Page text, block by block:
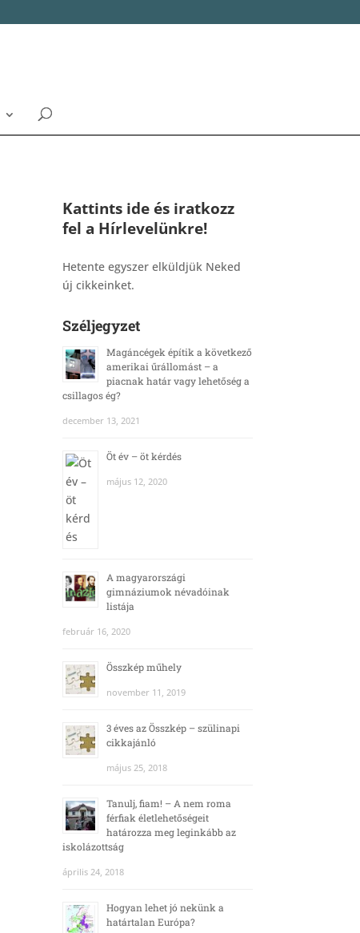
Kattints ide és iratkozz
fel a Hírlevelünkre!
Hetente egyszer elküldjük Neked
új cikkeinket.
Széljegyzet
Magáncégek építik a következő
amerikai űrállomást – a
piacnak határ vagy lehetőség a
csillagos ég?
december 13, 2021
Öt év – öt kérdés
május 12, 2020
A magyarországi
gimnáziumok névadóinak
listája
február 16, 2020
Összkép műhely
november 11, 2019
3 éves az Összkép – szülinapi
cikkajánló
május 25, 2018
Tanulj, fiam! – A nem roma
férfiak életlehetőségeit
határozza meg leginkább az
iskolázottság
április 24, 2018
Hogyan lehet jó nekünk a
határtalan Európa?